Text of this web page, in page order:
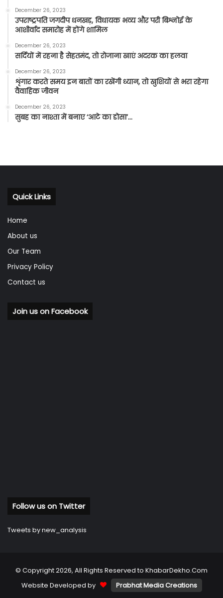
December 26, 2023
उपराष्ट्रपति जगदीप धनखड़, विधायक भव्य और परी बिश्नोई के
आशीर्वाद समारोह में होंगे शामिल
December 26, 2023
सर्दियों में रहना है सेहतमंद, तो रोजाना खाएं अदरक का हलवा
December 26, 2023
शृंगार करते समय इन बातों का रखेंगी ध्यान, तो खुशियों से भरा रहेगा
वैवाहिक जीवन
December 26, 2023
सुबह का नाश्ता में बनाए ‘आटे का डोसा’…
Quick Links
Home
About us
Our Team
Privacy Policy
Contact us
Join us on Facebook
Follow us on Twitter
Tweets by new_analysis
© Copyright 2026, All Rights Reserved to KhabarDekho.Com
Website Developed by
Prabhat Media Creations